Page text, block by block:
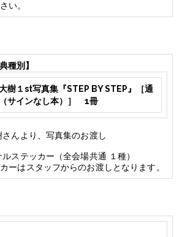
い。
種別】
樹１st写真集『STEP BY STEP 』［通
サインなし本）］ 1冊
さんより、写真集のお渡し
ルステッカー（全会場共通 １種）
タッフからのお渡しとなります。